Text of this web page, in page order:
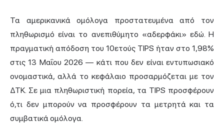
Τα αμερικανικά ομόλογα προστατευμένα από τον
πληθωρισμό είναι το ανεπιθύμητο «αδερφάκι» εδώ. Η
πραγματική απόδοση του 10ετούς TIPS ήταν στο 1,98%
στις 13 Μαΐου 2026 — κάτι που δεν είναι εντυπωσιακό
ονομαστικά, αλλά το κεφάλαιο προσαρμόζεται με τον
ΔΤΚ. Σε μια πληθωριστική πορεία, τα TIPS προσφέρουν
ό,τι δεν μπορούν να προσφέρουν τα μετρητά και τα
συμβατικά ομόλογα.